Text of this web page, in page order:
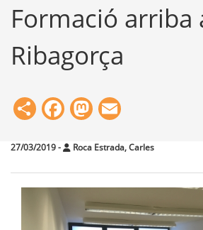
Formació arriba
Ribagorça
ShareFacebook
Mastodon
27/03/2019- Roca Estrada, Carles